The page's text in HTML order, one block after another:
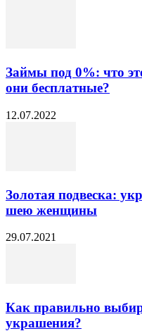
Займы под 0%: что
они бесплатные?
12.07.2022
Золотая подвеска:
шею женщины
29.07.2021
Как правильно
украшения?